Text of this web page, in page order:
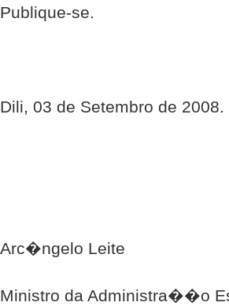
Publique-se.
Dili, 03 de Setembro de 2008.
Arc�ngelo Leite
Ministro da Administra��o